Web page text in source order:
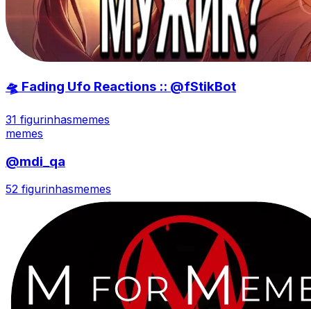
🛸 Fading Ufo Reactions :: @fStikBot
31 figurinhasmemes
memes
@mdi_qa
52 figurinhasmemes